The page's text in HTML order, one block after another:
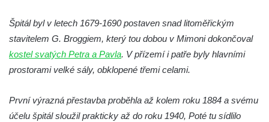
Špitál byl v letech 1679-1690 postaven snad litoměřickým
stavitelem G. Broggiem, který tou dobou v Mimoni dokončoval
kostel svatých Petra a Pavla. V přízemí i patře byly hlavními
prostorami velké sály, obklopené třemi celami.
První výrazná přestavba proběhla až kolem roku 1884 a svému
účelu špitál sloužil prakticky až do roku 1940, Poté tu sídlilo